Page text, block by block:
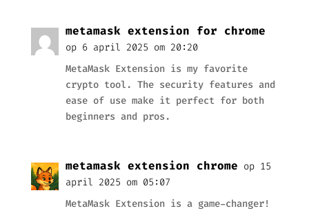
metamask extension for chrome
op 6 april 2025 om 20:20
MetaMask Extension is my favorite
crypto tool. The security features and
ease of use make it perfect for both
beginners and pros.
metamask extension chrome op 15
april 2025 om 05:07
MetaMask Extension is a game-changer!